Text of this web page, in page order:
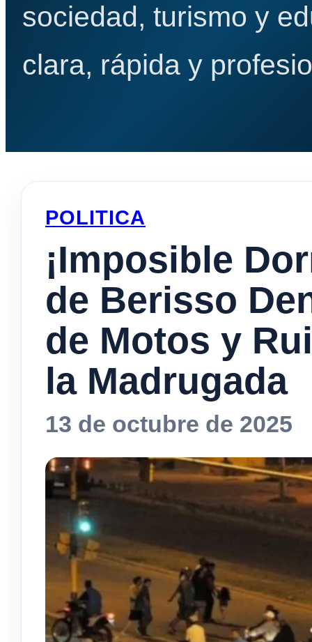
sociedad, turismo y
clara, rápida y
POLITICA
¡Imposible
de Berisso
de Motos y
la Madrugada
13 de octubre de 2025